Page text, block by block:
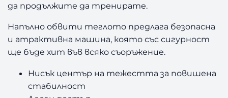
O
I
D
S
да продължите да тренирате.
Напълно обвити теглото предлага безопасна
и атрактивна машина, която със сигурност
ще бъде хит във всяко съоръжение.
Нисък център на тежестта за повишена
стабилност